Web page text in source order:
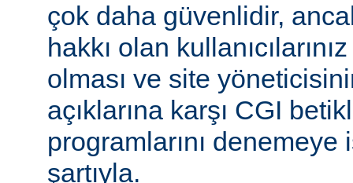
çok daha güvenlidir,
hakkı olan
olması ve site
açıklarına karşı CGI
programlarını denemeye
şartıyla.